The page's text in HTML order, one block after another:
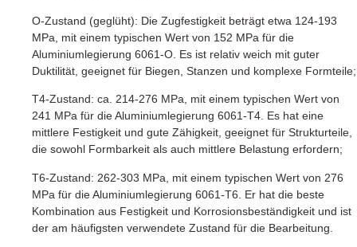
O-Zustand (geglüht): Die Zugfestigkeit beträgt etwa 124-193
MPa, mit einem typischen Wert von 152 MPa für die
Aluminiumlegierung 6061-O. Es ist relativ weich mit guter
Duktilität, geeignet für Biegen, Stanzen und komplexe Formteile;
T4-Zustand: ca. 214-276 MPa, mit einem typischen Wert von
241 MPa für die Aluminiumlegierung 6061-T4. Es hat eine
mittlere Festigkeit und gute Zähigkeit, geeignet für Strukturteile,
die sowohl Formbarkeit als auch mittlere Belastung erfordern;
T6-Zustand: 262-303 MPa, mit einem typischen Wert von 276
MPa für die Aluminiumlegierung 6061-T6. Er hat die beste
Kombination aus Festigkeit und Korrosionsbeständigkeit und ist
der am häufigsten verwendete Zustand für die Bearbeitung.